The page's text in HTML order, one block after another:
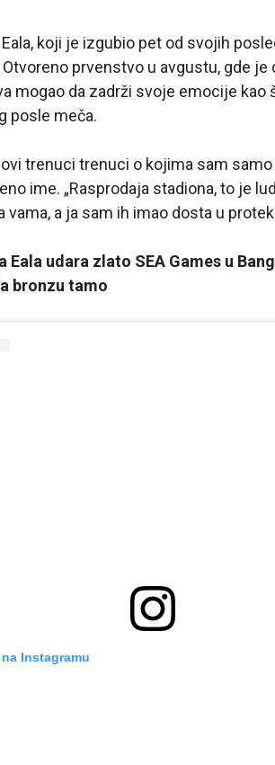
koji je izgubio pet od svojih
Otvoreno prvenstvo u avgustu, gde
mogao da zadrži svoje emocije
posle meča.
trenuci trenuci o kojima sam samo
ime. „Rasprodaja stadiona, to je
a ja sam ih imao dosta u
Eala udara zlato SEA Games u
bronzu tamo
Instagramu